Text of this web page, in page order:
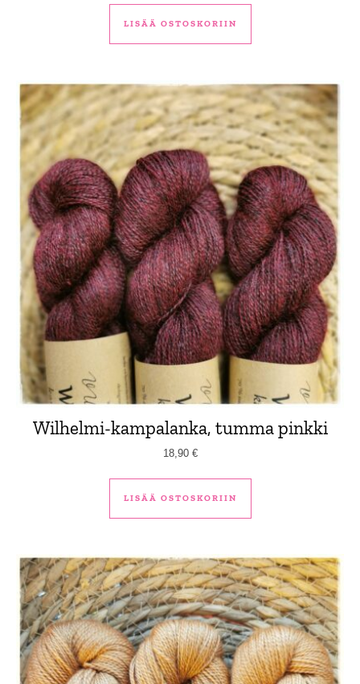
LISÄÄ OSTOSKORIIN
Wilhelmi-kampalanka, tumma pinkki
18,90 €
LISÄÄ OSTOSKORIIN